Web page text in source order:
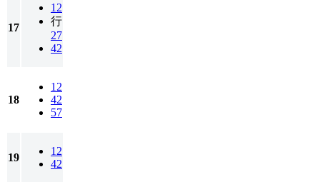
17
12
行
27
42
18
12
42
57
19
12
42